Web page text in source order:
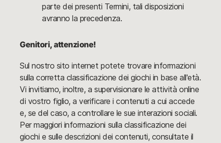
parte dei presenti Termini, tali disposizioni
avranno la precedenza.
Genitori, attenzione!
Sul nostro sito internet potete trovare informazioni
sulla corretta classificazione dei giochi in base all'età.
Vi invitiamo, inoltre, a supervisionare le attività online
di vostro figlio, a verificare i contenuti a cui accede
e, se del caso, a controllare le sue interazioni sociali.
Per maggiori informazioni sulla classificazione dei
giochi e sulle descrizioni dei contenuti, consultate il